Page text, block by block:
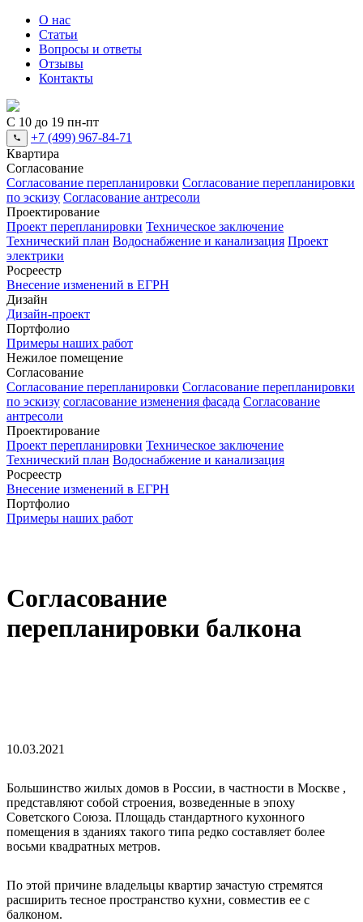
О нас
Статьи
Вопросы и ответы
Отзывы
Контакты
С 10 до 19 пн-пт
+7 (499) 967-84-71
Квартира
Согласование
Согласование перепланировки Согласование перепланировки
по эскизу Согласование антресоли
Проектирование
Проект перепланировки Техническое заключение
Технический план Водоснабжение и канализация Проект
электрики
Росреестр
Внесение изменений в ЕГРН
Дизайн
Дизайн-проект
Портфолио
Примеры наших работ
Нежилое помещение
Согласование
Согласование перепланировки Согласование перепланировки
по эскизу согласование изменения фасада Согласование
антресоли
Проектирование
Проект перепланировки Техническое заключение
Технический план Водоснабжение и канализация
Росреестр
Внесение изменений в ЕГРН
Портфолио
Примеры наших работ
Согласование
перепланировки балкона
10.03.2021
Большинство жилых домов в России, в частности в Москве ,
представляют собой строения, возведенные в эпоху
Советского Союза. Площадь стандартного кухонного
помещения в зданиях такого типа редко составляет более
восьми квадратных метров.
По этой причине владельцы квартир зачастую стремятся
расширить тесное пространство кухни, совместив ее с
балконом.